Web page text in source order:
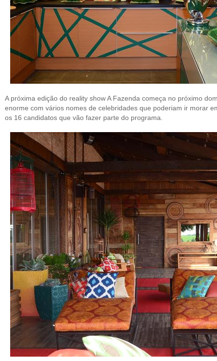
A próxima edição do reality show A Fazenda começa no próximo
enorme com vários nomes de celebridades que poderiam ir morar
os 16 candidatos que vão fazer parte do programa.